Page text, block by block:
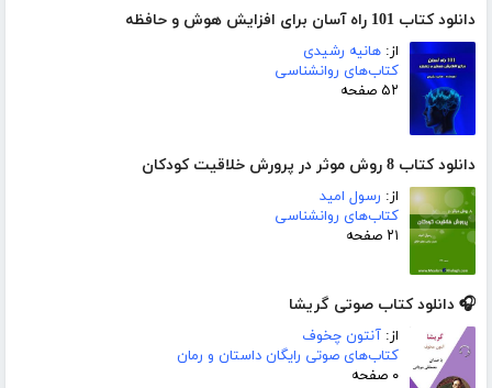
دانلود کتاب 101 راه آسان برای افزایش هوش و حافظه
از: هانیه رشیدی
کتاب‌های روانشناسی
۵۲ صفحه
دانلود کتاب 8 روش موثر در پرورش خلاقیت کودکان
از: رسول امید
کتاب‌های روانشناسی
۲۱ صفحه
🎧 دانلود کتاب صوتی گریشا
از: آنتون چخوف
کتاب‌های صوتی رایگان داستان و رمان
۰ صفحه